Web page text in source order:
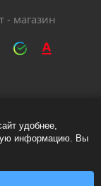
- магазин
данных
данных
удобнее,
информацию. Вы